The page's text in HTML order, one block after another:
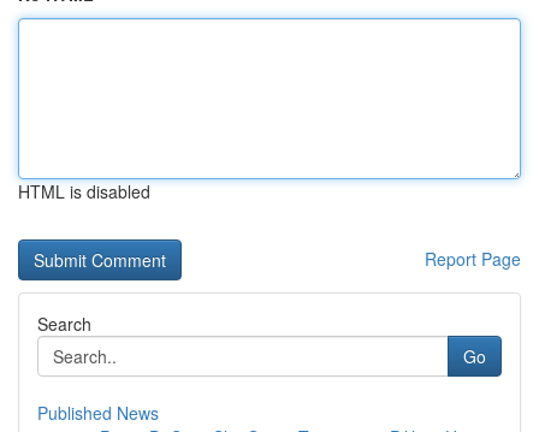
HTML is disabled
Report Page
Search
Go
Published News